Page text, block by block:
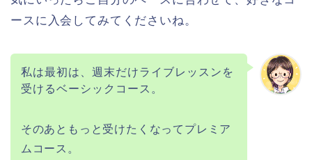
ースに入会してみてくださいね。
私は最初は、週末だけライブレッスンを
受けるベーシックコース。
そのあともっと受けたくなってプレミア
ムコース。